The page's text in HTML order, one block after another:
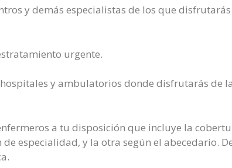
y demás especialistas de los que
urgente.
y ambulatorios donde disfrutarás de
a tu disposición que incluye la
especialidad, y la otra según el abecedario.